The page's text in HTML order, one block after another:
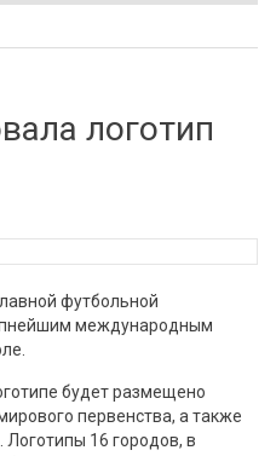
против бактерий.
логотип
футбольной
международным
будет размещено
первенства, а также
16 городов, в